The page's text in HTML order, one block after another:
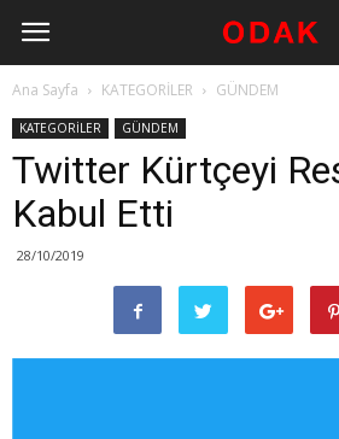
Ana Sayfa KATEGORİLER GÜNDEM
KATEGORİLER GÜNDEM
Twitter Kürtçeyi
Kabul Etti
28/10/2019